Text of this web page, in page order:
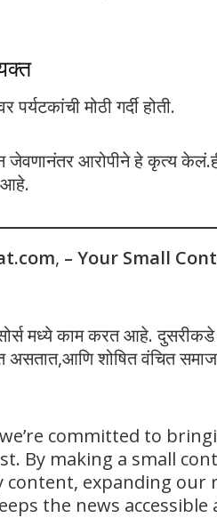
मोठी गर्दी होती.
आरोपीने हे कृत्य
आहे.
, – Your Small
मध्ये काम करत आहे. दुसरीकडे
शोषित वंचित
committed to
By making a small
expanding our
the news